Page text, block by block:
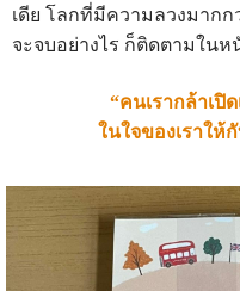
เดีย โลกที่มีความลวงมากก
จะจบอย่างไร ก็ติดตามในห
“คนเรากล้าเปิ
ในใจของเราให้